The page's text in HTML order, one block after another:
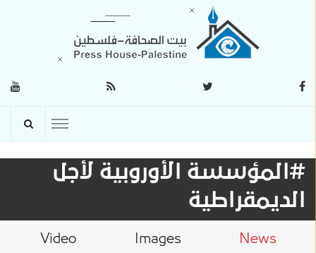
#المؤسسة الأوروبية لأجل
الديمقراطية
News
Images
Video